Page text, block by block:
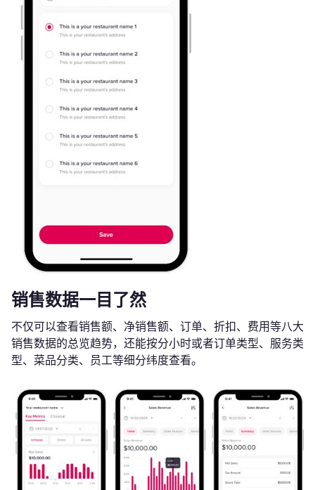
销售数据一目了然
不仅可以查看销售额、净销售额、订单、折扣、费用等八大
销售数据的总览趋势，还能按分小时或者订单类型、服务类
型、菜品分类、员工等细分纬度查看。